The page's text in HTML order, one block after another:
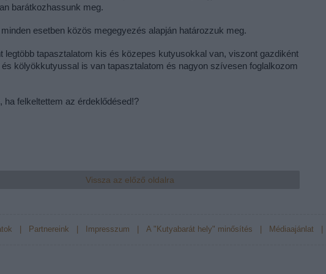
barátkozhassunk meg.
esetben közös megegyezés alapján határozzuk meg.
legtöbb tapasztalatom kis és közepes kutyusokkal van, viszont gazdiként
és kölyökkutyussal is van tapasztalatom és nagyon szívesen foglalkozom
ha felkeltettem az érdeklődésed!?
Vissza az előző oldalra
Partnereink Impresszum A "Kutyabarát hely" minősítés Médiaajánlat|